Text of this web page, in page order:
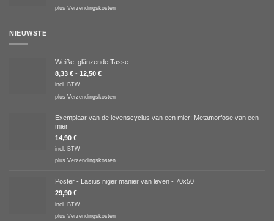
plus Verzendingskosten
NIEUWSTE
Weiße, glänzende Tasse
8,33 € - 12,50 €
incl. BTW
plus Verzendingskosten
Exemplaar van de levenscyclus van een mier: Metamorfose van een
mier
14,90 €
incl. BTW
plus Verzendingskosten
Poster - Lasius niger manier van leven - 70x50
29,90 €
incl. BTW
plus Verzendingskosten